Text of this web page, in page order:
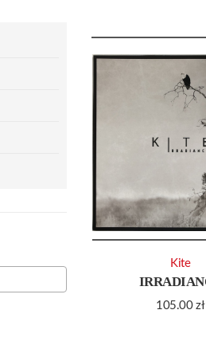
105.00zł
Kite